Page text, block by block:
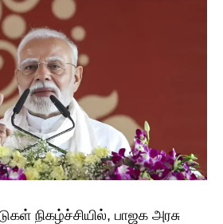
நிகழ்ச்சியில், ​பாஜக அரசு